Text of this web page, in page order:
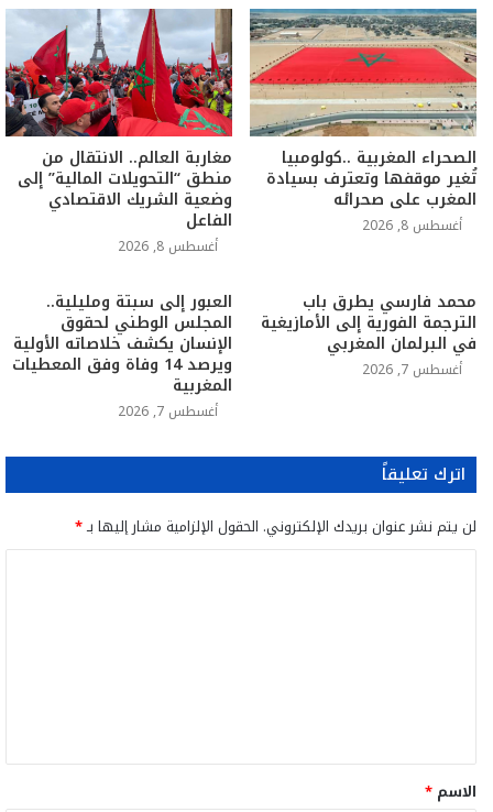
الصحراء المغربية ..كولومبيا
تُغير موقفها وتعترف بسيادة
المغرب على صحرائه
أغسطس 8, 2026
مغاربة العالم.. الانتقال من
منطق “التحويلات المالية” إلى
وضعية الشريك الاقتصادي
الفاعل
أغسطس 8, 2026
محمد فارسي يطرق باب
الترجمة الفورية إلى الأمازيغية
في البرلمان المغربي
أغسطس 7, 2026
العبور إلى سبتة ومليلية..
المجلس الوطني لحقوق
الإنسان يكشف خلاصاته الأولية
ويرصد 14 وفاة وفق المعطيات
المغربية
أغسطس 7, 2026
اترك تعليقاً
لن يتم نشر عنوان بريدك الإلكتروني. الحقول الإلزامية مشار إليها بـ*
ق
*
الاسم *